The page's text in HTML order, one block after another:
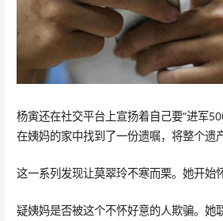
杨寅还在社交平台上宣扬着自己要“进军
在姨妈的家中找到了一份遗嘱，将整个遗
这一系列发现让莫翠玲不寒而栗。她开始
疑姨妈是否被这个不怀好意的人欺骗。她